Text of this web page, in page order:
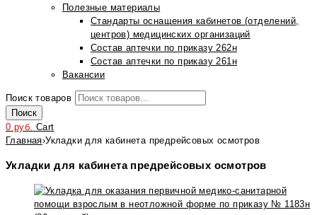
Полезные материалы
Стандарты оснащения кабинетов (отделений,
центров) медицинских организаций
Состав аптечки по приказу 262н
Состав аптечки по приказу 261н
Вакансии
Поиск товаров
Поиск
0 руб. Cart
Главная›Укладки для кабинета предрейсовых осмотров
Укладки для кабинета предрейсовых осмотров